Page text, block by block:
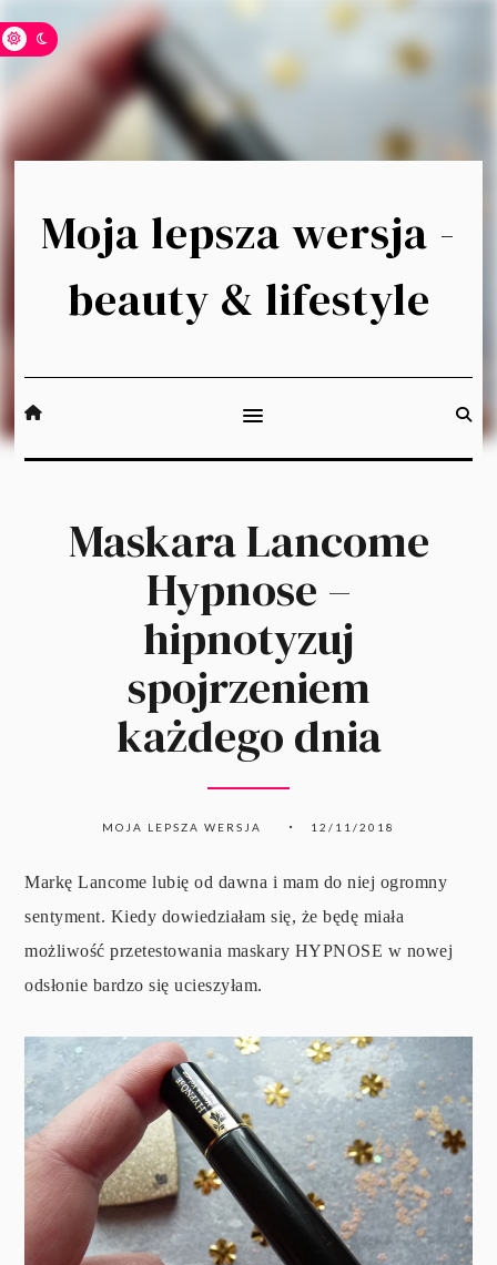
Moja lepsza wersja -
beauty & lifestyle
Maskara Lancome
Hypnose –
hipnotyzuj
spojrzeniem
każdego dnia
MOJA LEPSZA WERSJA 12/11/2018
Markę Lancome lubię od dawna i mam do niej ogromny
sentyment. Kiedy dowiedziałam się, że będę miała
możliwość przetestowania maskary HYPNOSE w nowej
odsłonie bardzo się ucieszyłam.